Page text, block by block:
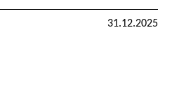
31.12.2025